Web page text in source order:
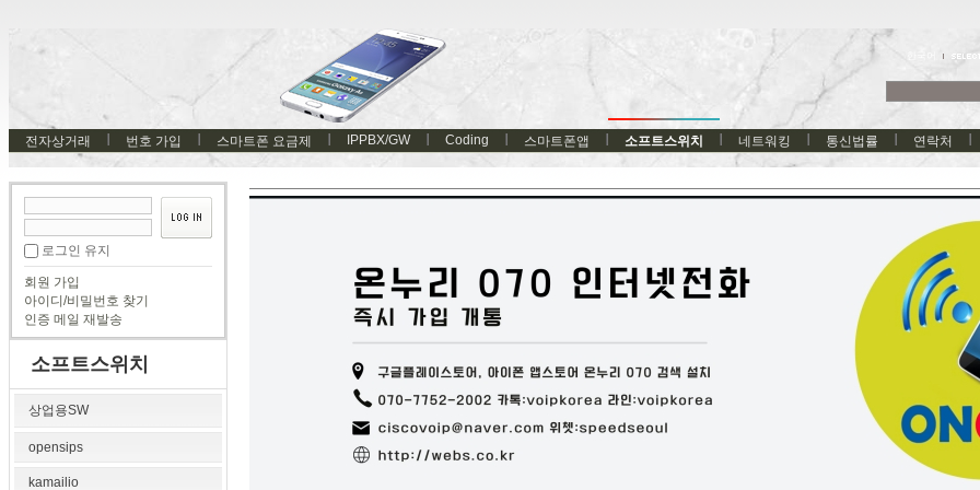
전자상거래 번호 가입 스마트폰 요금제 IPPBX/GW Coding 스마트폰앱 소프트스위치 네트워킹 통신법률 연락처
로그인 유지
회원 가입
아이디/비밀번호 찾기
인증 메일 재발송
소프트스위치
상업용SW
opensips
kamailio